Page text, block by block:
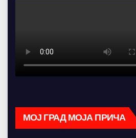
МОЈ ГРАД МОЈА ПРИЧА